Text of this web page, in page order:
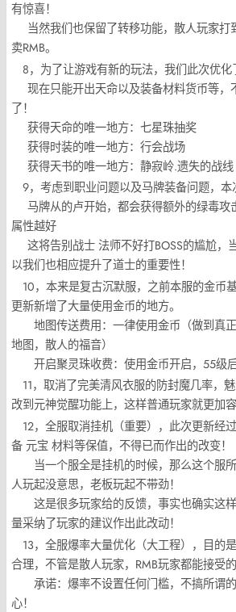
有惊喜！
当然我们也保留了转移功能，散人玩家打
卖RMB。
8，为了让游戏有新的玩法，我们此次优化
现在只能开出天命以及装备材料货币等，
了！
获得天命的唯一地方：七星珠抽奖
获得时装的唯一地方：行会战场
获得天书的唯一地方：静寂岭.遗失的战线
9，考虑到职业问题以及马牌装备问题，本
马牌从的卢开始，都会获得额外的绿毒攻
属性越好
这将告别战士 法师不好打BOSS的尴尬，
以我们也相应提升了道士的重要性！
10，本来是复古沉默服，之前本服的金币
更新新增了大量使用金币的地方。
地图传送费用：一律使用金币（做到真
地图，散人的福音）
开启聚灵珠收费：使用金币开启，55级后
11，取消了完美清风衣服的防封魔几率，
改到元神觉醒功能上，这样普通玩家就更加容
12，全服取消挂机（重要），此次更新经
备 元宝 材料等保值，不得已而作出的改变！
当一个服全是挂机的时候，那么这个服
人玩起没意思，老板玩起不带劲！
这是很多玩家给的反馈，事实也确实这
量采纳了玩家的建议作出此改动！
13，全服爆率大量优化（大工程），目的
合理，不管是散人玩家，RMB玩家都能接受
承诺：爆率不设置任何门槛，不搞所谓
心！